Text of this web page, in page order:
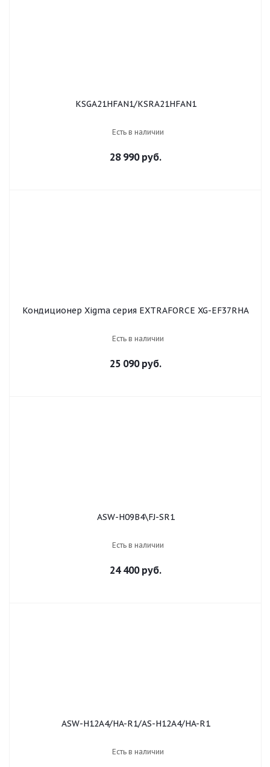
KSGA21HFAN1/KSRA21HFAN1
Есть в наличии
28 990 руб.
Кондиционер Xigma серия EXTRAFORCE XG-EF37RHA
Есть в наличии
25 090 руб.
ASW-H09B4\FJ-SR1
Есть в наличии
24 400 руб.
ASW-H12A4/HA-R1/AS-H12A4/HA-R1
Есть в наличии